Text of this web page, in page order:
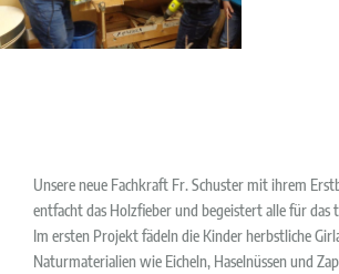
Unsere neue Fachkraft Fr. Schuster mit ihrem
entfacht das Holzfieber und begeistert alle für das
Im ersten Projekt fädeln die Kinder herbstliche
Naturmaterialien wie Eicheln, Haselnüssen und